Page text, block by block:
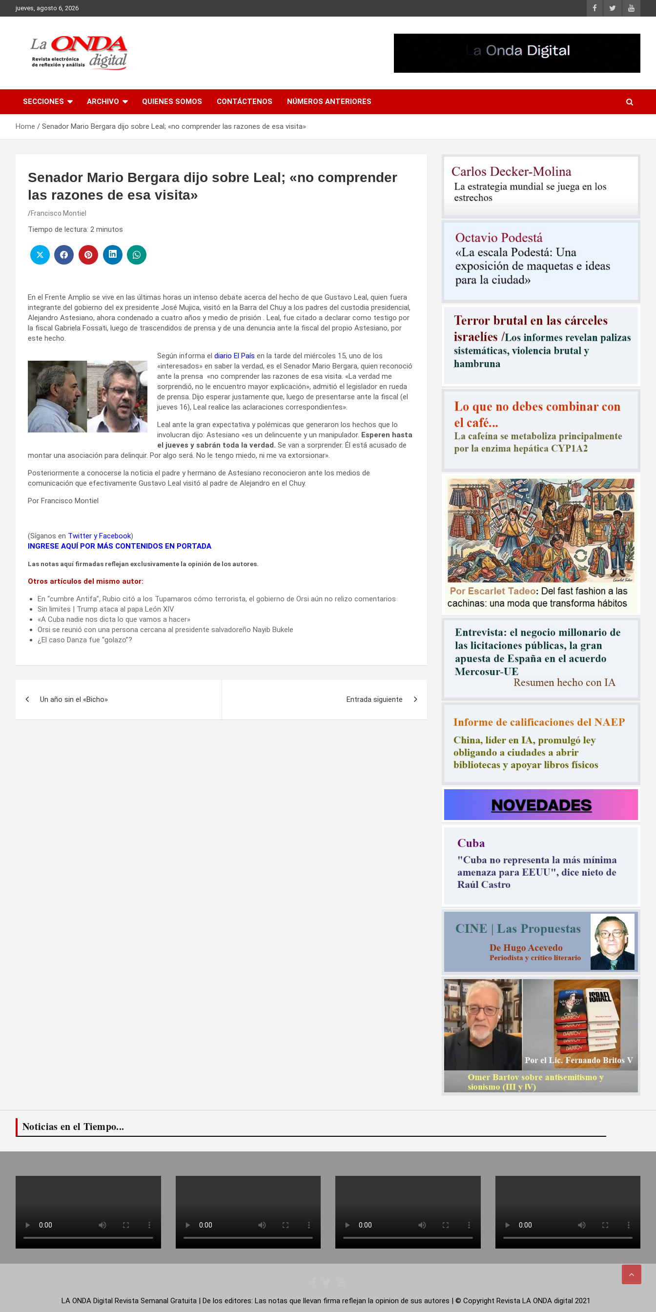
to
jueves, agosto 6, 2026
SECCIONES ARCHIVO QUIENES SOMOS CONTÁCTENOS NÚMEROS ANTERIORES
Home Senador Mario Bergara dijo sobre Leal; «no comprender las razones de esa visita»
Senador Mario Bergara dijo sobre Leal; «no comprender
las razones de esa visita»
Francisco Montiel
Tiempo de lectura: 2 minutos
En el Frente Amplio se vive en las últimas horas un intenso debate acerca del hecho de que Gustavo Leal, quien fuera
integrante del gobierno del ex presidente José Mujica, visitó en la Barra del Chuy a los padres del custodia presidencial,
Alejandro Astesiano, ahora condenado a cuatro años y medio de prisión . Leal, fue citado a declarar como testigo por
la fiscal Gabriela Fossati, luego de trascendidos de prensa y de una denuncia ante la fiscal del propio Astesiano, por
este hecho.
Según informa el diario El País en la tarde del miércoles 15, uno de los
«interesados» en saber la verdad, es el Senador Mario Bergara, quien reconoció
ante la prensa «no comprender las razones de esa visita. «La verdad me
sorprendió, no le encuentro mayor explicación», admitió el legislador en rueda
de prensa. Dijo esperar justamente que, luego de presentarse ante la fiscal (el
jueves 16), Leal realice las aclaraciones correspondientes».
Leal ante la gran expectativa y polémicas que generaron los hechos que lo
involucran dijo: Astesiano «es un delincuente y un manipulador. Esperen hasta
el jueves y sabrán toda la verdad. Se van a sorprender. Él está acusado de
montar una asociación para delinquir. Por algo será. No le tengo miedo, ni me va extorsionar».
Posteriormente a conocerse la noticia el padre y hermano de Astesiano reconocieron ante los medios de
comunicación que efectivamente Gustavo Leal visitó al padre de Alejandro en el Chuy.
Por Francisco Montiel
(Síganos en Twitter yFacebook)
INGRESE AQUÍ POR MÁS CONTENIDOS EN PORTADA
Las notas aquí firmadas reflejan exclusivamente la opinión de los autores.
Otros artículos del mismo autor:
En “cumbre Antifa”, Rubio citó a los Tupamaros cómo terrorista, el gobierno de Orsi aún no relizo comentarios
Sin limites | Trump ataca al papa León XIV
«A Cuba nadie nos dicta lo que vamos a hacer»
Orsi se reunió con una persona cercana al presidente salvadoreño Nayib Bukele
¿El caso Danza fue “golazo”?
Un año sin el «Bicho» Entrada siguiente
Noticias en el Tiempo...
LA ONDA Digital Revista Semanal Gratuita | De los editores: Las notas que llevan firma reflejan la opinion de sus autores | © Copyright Revista LA ONDA digital 2021